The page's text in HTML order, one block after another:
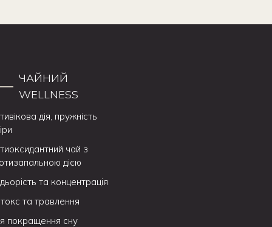
ЧАЙНИЙ
WELLNESS
дія, пружність
чай з
дією
та концентрація
та травлення
покращення сну